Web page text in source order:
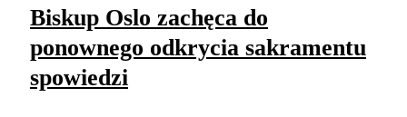
Biskup Oslo zachęca do
ponownego odkrycia sakramentu
spowiedzi